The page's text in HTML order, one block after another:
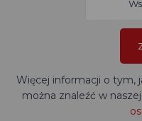
Więcej informacji o tym,
można znaleźć w naszej